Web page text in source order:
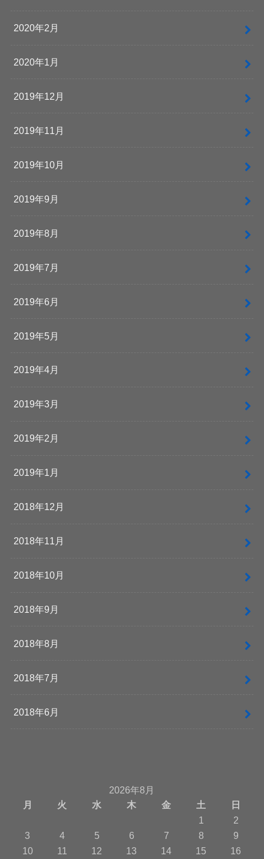
2020年2月
2020年1月
2019年12月
2019年11月
2019年10月
2019年9月
2019年8月
2019年7月
2019年6月
2019年5月
2019年4月
2019年3月
2019年2月
2019年1月
2018年12月
2018年11月
2018年10月
2018年9月
2018年8月
2018年7月
2018年6月
2026年8月
月
火 水 木 金 土
日
1
2
3
4 5 6 7 8
9
10
11 12 13 14 15 16